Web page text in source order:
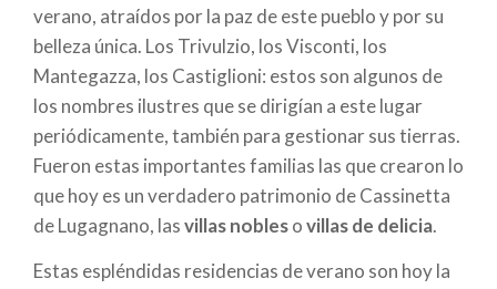
verano, atraídos por la paz de este pueblo y por su
belleza única. Los Trivulzio, los Visconti, los
Mantegazza, los Castiglioni: estos son algunos de
los nombres ilustres que se dirigían a este lugar
periódicamente, también para gestionar sus tierras.
Fueron estas importantes familias las que crearon lo
que hoy es un verdadero patrimonio de Cassinetta
de Lugagnano, lasvillas noblesovillas de delicia.
Estas espléndidas residencias de verano son hoy la